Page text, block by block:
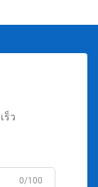
ร็ว
0/100